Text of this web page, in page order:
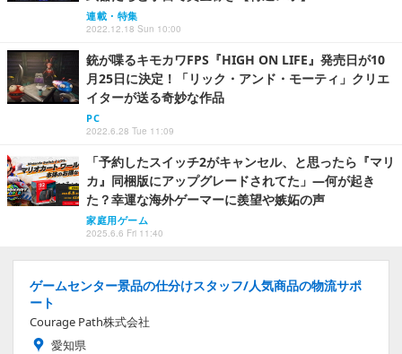
連載・特集
2022.12.18 Sun 10:00
銃が喋るキモカワFPS『HIGH ON LIFE』発売日が10
月25日に決定！「リック・アンド・モーティ」クリエ
イターが送る奇妙な作品
PC
2022.6.28 Tue 11:09
「予約したスイッチ2がキャンセル、と思ったら『マリ
カ』同梱版にアップグレードされてた」―何が起き
た？幸運な海外ゲーマーに羨望や嫉妬の声
家庭用ゲーム
2025.6.6 Fri 11:40
ゲームセンター景品の仕分けスタッフ/人気商品の物流サポ
ート
Courage Path株式会社
愛知県